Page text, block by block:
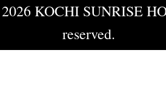
KOCHI SUNRISE
reserved.